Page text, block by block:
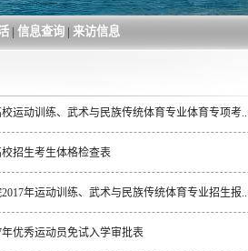
| 信息查询 | 来访信息
校运动训练、武术与民族传统体育专业体育专项考...
校招生考生体格检查表
年运动训练、武术与民族传统体育专业招生报...
年优秀运动员免试入学审批表